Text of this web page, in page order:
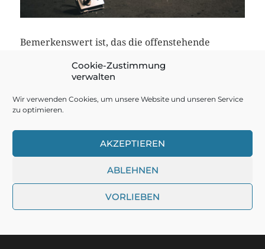
Cookie-Zustimmung
verwalten
Wir verwenden Cookies, um unsere Website und unseren Service
zu optimieren.
AKZEPTIEREN
ABLEHNEN
VORLIEBEN
Bemerkenswert ist, das die offenstehende
Autofahrern genutzt wird, da die Einfahrt noch
Parkhäuser meist bis zum Anschlag voll sind.
DER RUINENTOURIST
THEMA VONANDERS NORÉN